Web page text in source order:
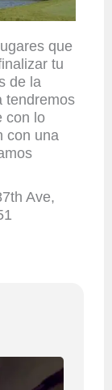
que
tu
de la
tendremos
con lo
con una
Ave,